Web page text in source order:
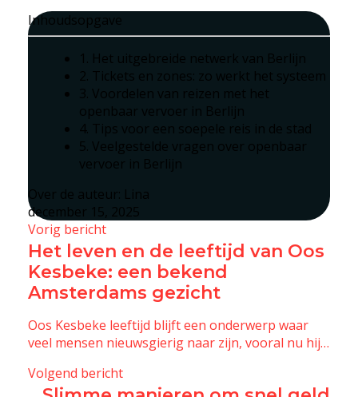
Inhoudsopgave
1. Het uitgebreide netwerk van Berlijn
2. Tickets en zones: zo werkt het systeem
3. Voordelen van reizen met het
openbaar vervoer in Berlijn
4. Tips voor een soepele reis in de stad
5. Veelgestelde vragen over openbaar
vervoer in Berlijn
Over de auteur: Lina
december 15, 2025
Vorig bericht
Het leven en de leeftijd van Oos
Kesbeke: een bekend
Amsterdams gezicht
Oos Kesbeke leeftijd blijft een onderwerp waar
veel mensen nieuwsgierig naar zijn, vooral nu hij…
Volgend bericht